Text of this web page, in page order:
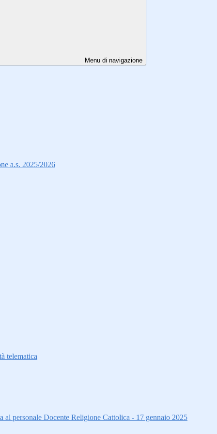
Menu di navigazione
a.s. 2025/2026
telematica
personale Docente Religione Cattolica - 17 gennaio 2025